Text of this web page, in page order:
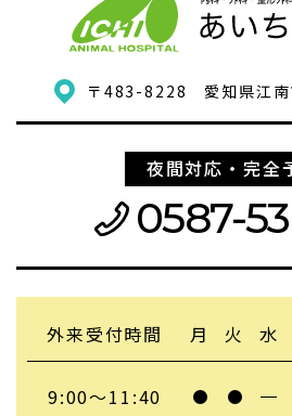
〒483-8228 愛知県江
夜間対応・完全
0587-
外来受付時間
9:00〜11:40
月 火 水